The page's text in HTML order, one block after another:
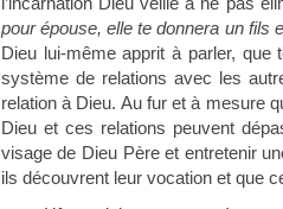
pour épouse, elle te donnera un fils
Dieu lui-même apprit à parler,
système de relations avec les
relation à Dieu. Au fur et à mesure
Dieu et ces relations peuvent
visage de Dieu Père et entretenir
ils découvrent leur vocation et que